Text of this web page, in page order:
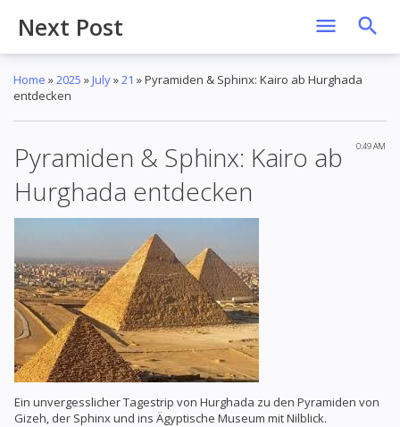
Next Post
Home »2025 »July»21 »Pyramiden & Sphinx: Kairo ab Hurghada
entdecken
0:49 AM
Pyramiden & Sphinx: Kairo ab
Hurghada entdecken
Ein unvergesslicher Tagestrip von Hurghada zu den Pyramiden von
Gizeh, der Sphinx und ins Ägyptische Museum mit Nilblick.